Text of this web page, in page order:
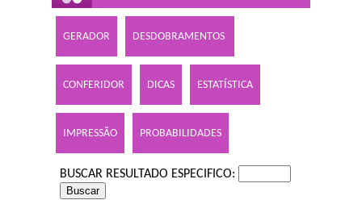
GERADOR DESDOBRAMENTOS
CONFERIDOR DICAS ESTATÍSTICA
IMPRESSÃO PROBABILIDADES
BUSCAR RESULTADO ESPECIFICO: